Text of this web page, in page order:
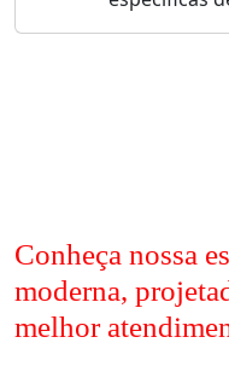
Conheça nossa
moderna,
melhor